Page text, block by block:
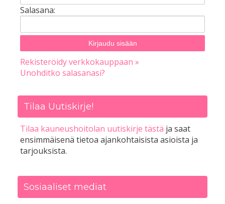
Salasana:
Rekisteröidy verkkokauppaan »
Unohditko salasanasi?
Tilaa Uutiskirje!
Tilaa kauneushoitolan uutiskirje tästä ja saat
ensimmäisenä tietoa ajankohtaisista asioista ja
tarjouksista.
Sosiaaliset mediat